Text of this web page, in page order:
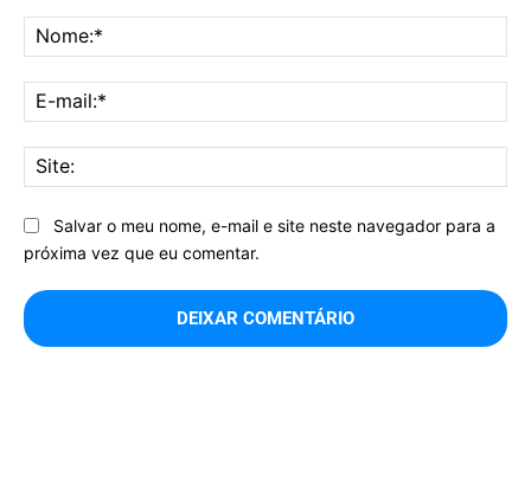
Salvar o meu nome, e-mail e site neste navegador para a
próxima vez que eu comentar.